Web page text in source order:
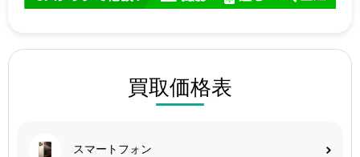
買取価格表
スマートフォン